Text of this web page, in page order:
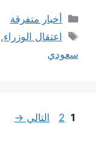
التصنيفات
أخبار متفرقة
الوسوم
اعتقال الوزراء,
سعودي
Page
1
Page
2 التالي →